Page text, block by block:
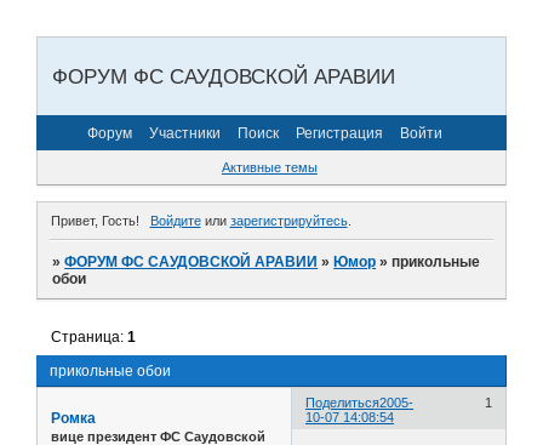
ФОРУМ ФС САУДОВСКОЙ АРАВИИ
Форум Участники Поиск Регистрация Войти
Активные темы
Привет, Гость! Войдитеили зарегистрируйтесь.
»ФОРУМ ФС САУДОВСКОЙ АРАВИИ »Юмор »прикольные
обои
прикольные обои
Страница:1
Поделиться 1
2005-
10-07 14:08:54
Ромка
вице президент ФС Саудовской